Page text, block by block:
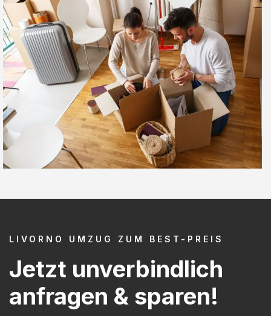
LIVORNO UMZUG ZUM BEST-PREIS
Jetzt unverbindlich
anfragen & sparen!